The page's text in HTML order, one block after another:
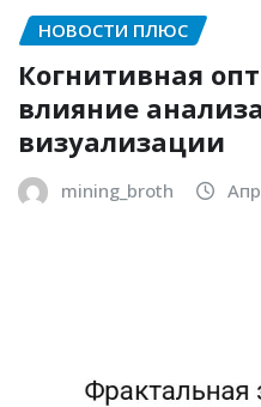
НОВОСТИ ПЛЮС
Когнитивная
влияние
визуализации
mining_broth